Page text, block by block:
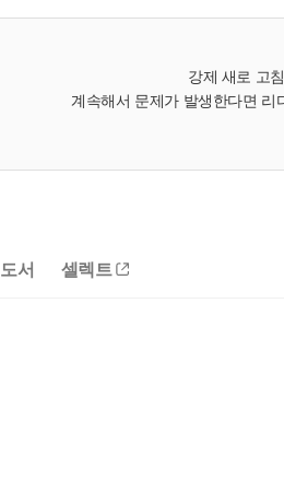
강제 새로 고
계속해서 문제가 발생한다면 리
도서 셀렉트